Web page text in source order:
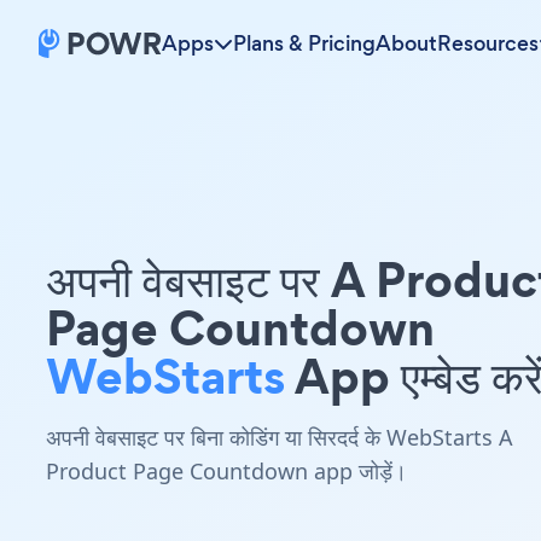
Apps Plans & PricingAboutResources
अपनी वेबसाइट पर A
Page Countdown
WebStartsApp एम्बेड
अपनी वेबसाइट पर बिना कोडिंग या सिरदर्द के WebStarts A
Product Page Countdown app जोड़ें।